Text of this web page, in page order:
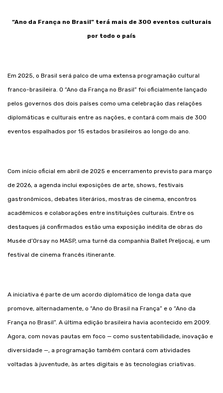
“Ano da França no Brasil” terá mais de 300 eventos culturais
por todo o país
Em 2025, o Brasil será palco de uma extensa programação cultural
franco-brasileira. O “Ano da França no Brasil” foi oficialmente lançado
pelos governos dos dois países como uma celebração das relações
diplomáticas e culturais entre as nações, e contará com mais de 300
eventos espalhados por 15 estados brasileiros ao longo do ano.
Com início oficial em abril de 2025 e encerramento previsto para março
de 2026, a agenda inclui exposições de arte, shows, festivais
gastronômicos, debates literários, mostras de cinema, encontros
acadêmicos e colaborações entre instituições culturais. Entre os
destaques já confirmados estão uma exposição inédita de obras do
Musée d’Orsay no MASP, uma turnê da companhia Ballet Preljocaj, e um
festival de cinema francês itinerante.
A iniciativa é parte de um acordo diplomático de longa data que
promove, alternadamente, o “Ano do Brasil na França” e o “Ano da
França no Brasil”. A última edição brasileira havia acontecido em 2009.
Agora, com novas pautas em foco — como sustentabilidade, inovação e
diversidade —, a programação também contará com atividades
voltadas à juventude, às artes digitais e às tecnologias criativas.